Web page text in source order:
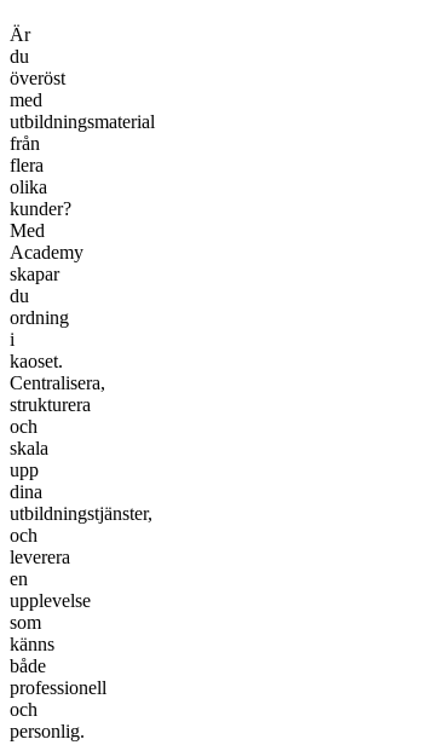
Är
du
överöst
med
utbildningsmaterial
från
flera
olika
kunder?
Med
Academy
skapar
du
ordning
i
kaoset.
Centralisera,
strukturera
och
skala
upp
dina
utbildningstjänster,
och
leverera
en
upplevelse
som
känns
både
professionell
och
personlig.